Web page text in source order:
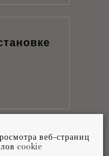
веб-страниц
cookie